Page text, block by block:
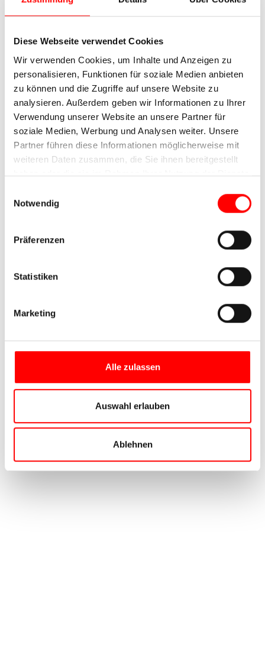
Diese Webseite verwendet Cookies
Wir verwenden Cookies, um Inhalte und Anzeigen zu
personalisieren, Funktionen für soziale Medien anbieten
zu können und die Zugriffe auf unsere Website zu
analysieren. Außerdem geben wir Informationen zu Ihrer
Verwendung unserer Website an unsere Partner für
soziale Medien, Werbung und Analysen weiter. Unsere
Partner führen diese Informationen möglicherweise mit
weiteren Daten zusammen, die Sie ihnen bereitgestellt
haben oder die sie im Rahmen Ihrer Nutzung der Dienste
Notwendig
Präferenzen
Statistiken
Marketing
Alle zulassen
Auswahl erlauben
Ablehnen